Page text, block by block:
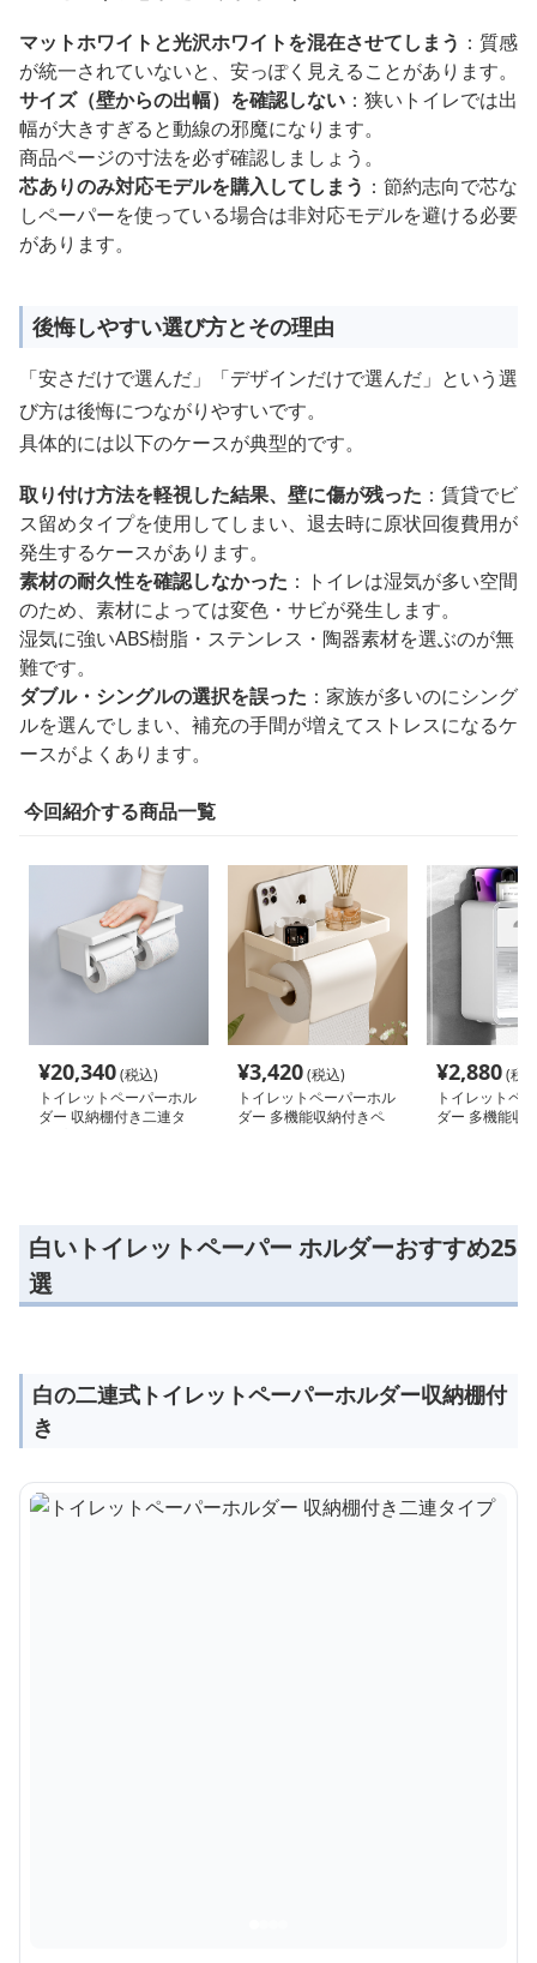
マットホワイトと光沢ホワイトを混在させてしまう ：質感
が統一されていないと、安っぽく見えることがあります。
サイズ（壁からの出幅）を確認しない ：狭いトイレでは出
幅が大きすぎると動線の邪魔になります。
商品ページの寸法を必ず確認しましょう。
芯ありのみ対応モデルを購入してしまう ：節約志向で芯な
しペーパーを使っている場合は非対応モデルを避ける必要
があります。
後悔しやすい選び方とその理由
「安さだけで選んだ」「デザインだけで選んだ」という選
び方は後悔につながりやすいです。
具体的には以下のケースが典型的です。
取り付け方法を軽視した結果、壁に傷が残った ：賃貸でビ
ス留めタイプを使用してしまい、退去時に原状回復費用が
発生するケースがあります。
素材の耐久性を確認しなかった ：トイレは湿気が多い空間
のため、素材によっては変色・サビが発生します。
湿気に強いABS樹脂・ステンレス・陶器素材を選ぶのが無
難です。
ダブル・シングルの選択を誤った ：家族が多いのにシング
ルを選んでしまい、補充の手間が増えてストレスになるケ
ースがよくあります。
今回紹介する商品一覧
¥20,340(税込)
トイレットペーパーホル
ダー 収納棚付き二連タ
¥3,420(税込)
トイレットペーパーホル
ダー 多機能収納付きペ
¥2,880(税
トイレットペ
ダー 多機能収
白いトイレットペーパー ホルダーおすすめ25
選
白の二連式トイレットペーパーホルダー収納棚付
き